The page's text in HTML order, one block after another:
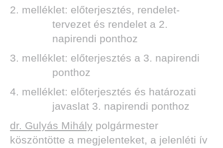
2. melléklet: előterjesztés, rendelet-
tervezet és rendelet a 2.
napirendi ponthoz
3. melléklet: előterjesztés a 3. napirendi
ponthoz
4. melléklet: előterjesztés és határozati
javaslat 3. napirendi ponthoz
dr. Gulyás Mihály polgármester
köszöntötte a megjelenteket, a jelenléti ív